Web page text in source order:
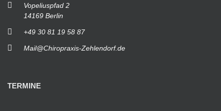
Vopeliuspfad 2
14169 Berlin
+49 30 81 19 58 87
Mail@Chiropraxis-Zehlendorf.de
TERMINE